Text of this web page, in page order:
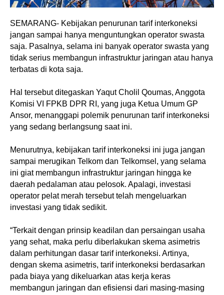
SEMARANG- Kebijakan penurunan tarif interkoneksi
jangan sampai hanya menguntungkan operator swasta
saja. Pasalnya, selama ini banyak operator swasta yang
tidak serius membangun infrastruktur jaringan atau hanya
terbatas di kota saja.
Hal tersebut ditegaskan Yaqut Cholil Qoumas, Anggota
Komisi VI FPKB DPR RI, yang juga Ketua Umum GP
Ansor, menanggapi polemik penurunan tarif interkoneksi
yang sedang berlangsung saat ini.
Menurutnya, kebijakan tarif interkoneksi ini juga jangan
sampai merugikan Telkom dan Telkomsel, yang selama
ini giat membangun infrastruktur jaringan hingga ke
daerah pedalaman atau pelosok. Apalagi, investasi
operator pelat merah tersebut telah mengeluarkan
investasi yang tidak sedikit.
“Terkait dengan prinsip keadilan dan persaingan usaha
yang sehat, maka perlu diberlakukan skema asimetris
dalam perhitungan dasar tarif interkoneksi. Artinya,
dengan skema asimetris, tarif interkoneksi berdasarkan
pada biaya yang dikeluarkan atas kerja keras
membangun jaringan dan efisiensi dari masing-masing